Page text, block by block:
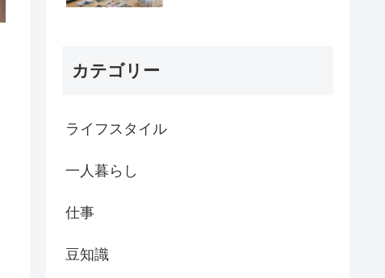
カテゴリー
ライフスタイル
一人暮らし
仕事
豆知識